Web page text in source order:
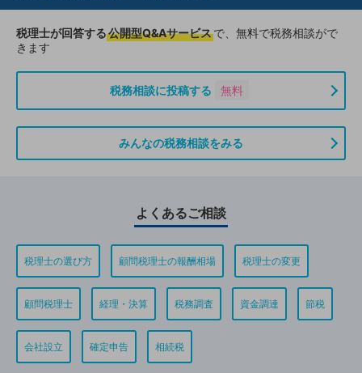
税理士が回答する公開型Q&Aサービスで、無料で税務相談がで
きます
税務相談に投稿する 無料
みんなの税務相談をみる
よくあるご相談
税理士の選び方 顧問税理士の報酬相場 税理士の変更
顧問税理士 経理・決算 税務調査 資金調達 節税
会社設立 確定申告 相続税